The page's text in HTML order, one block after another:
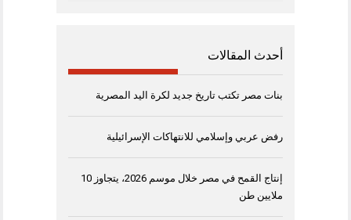
أحدث المقالات
بنات مصر تكتب تاريخ جديد لكرة اليد المصرية
رفض عربي وإسلامي للانتهاكات الإسرائيلية
إنتاج القمح في مصر خلال موسم 2026، يتجاوز 10
ملايين طن